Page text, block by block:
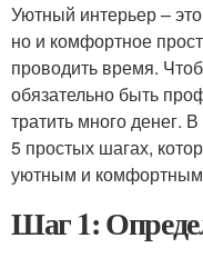
Уютный интерьер –
но и комфортное
проводить время.
обязательно быть
тратить много денег.
5 простых шагах,
уютным и
Шаг 1: